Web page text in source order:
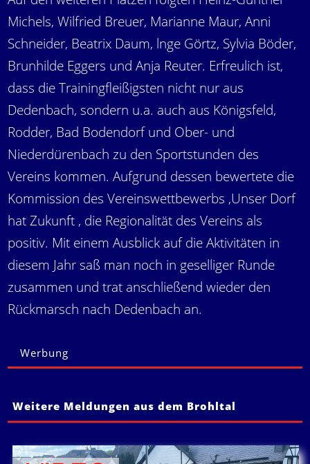
Michels, Wilfried Breuer, Marianne Maur, Anni
Schneider, Beatrix Daum, lnge Görtz, Sylvia Böder,
Brunhilde Eggers und Anja Reuter. Erfreulich ist,
dass die Trainingfleißigsten nicht nur aus
Dedenbach, sondern u.a. auch aus Königsfeld,
Rodder, Bad Bodendorf und Ober- und
Niederdürenbach zu den Sportstunden des
Vereins kommen. Aufgrund dessen bewertete die
Kommission des Vereinswettbewerbs ,Unser Dorf
hat Zukunft , die Regionalität des Vereins als
positiv. Mit einem Ausblick auf die Aktivitäten in
diesem Jahr saß man noch in geselliger Runde
zusammen und trat anschließend wieder den
Rückmarsch nach Dedenbach an.
Werbung
Weitere Meldungen aus dem Brohltal